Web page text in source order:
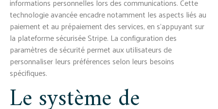
technologie avancée encadre notamment les aspects liés au
paiement et au prépaiement des services, en s'appuyant sur
la plateforme sécurisée Stripe. La configuration des
paramètres de sécurité permet aux utilisateurs de
personnaliser leurs préférences selon leurs besoins
spécifiques.
Le système de